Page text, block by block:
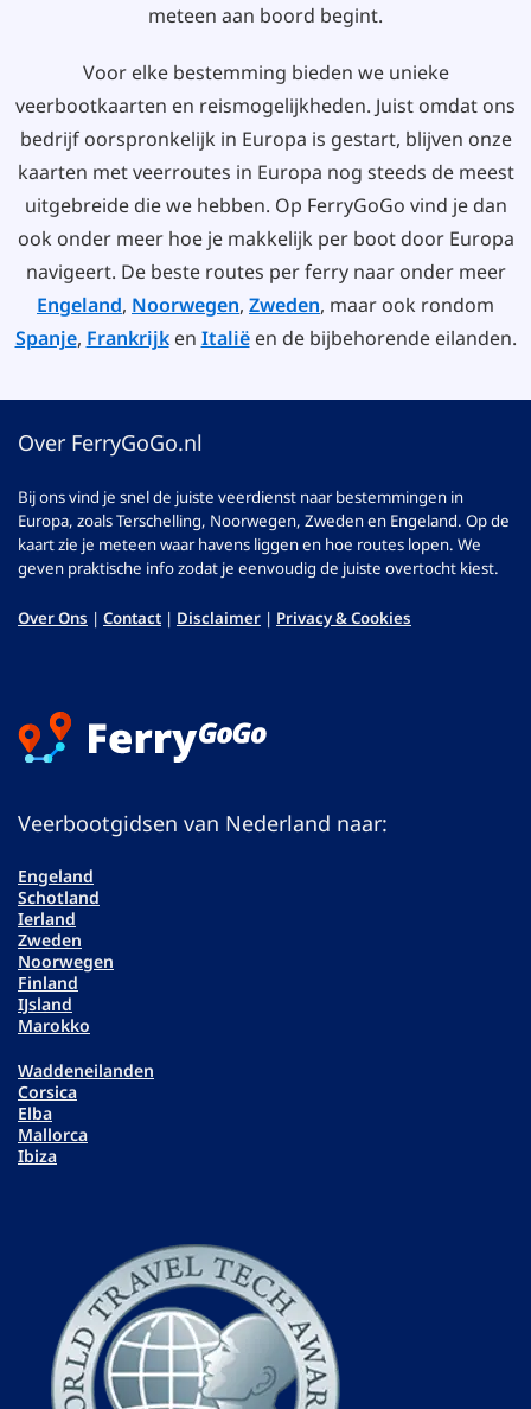
meteen aan boord begint.
Voor elke bestemming bieden we unieke
veerbootkaarten en reismogelijkheden. Juist omdat ons
bedrijf oorspronkelijk in Europa is gestart, blijven onze
kaarten met veerroutes in Europa nog steeds de meest
uitgebreide die we hebben. Op FerryGoGo vind je dan
ook onder meer hoe je makkelijk per boot door Europa
navigeert. De beste routes per ferry naar onder meer
Engeland, Noorwegen, Zweden, maar ook rondom
Spanje, Frankrijken Italiëen de bijbehorende eilanden.
Over FerryGoGo.nl
Bij ons vind je snel de juiste veerdienst naar bestemmingen in
Europa, zoals Terschelling, Noorwegen, Zweden en Engeland. Op de
kaart zie je meteen waar havens liggen en hoe routes lopen. We
geven praktische info zodat je eenvoudig de juiste overtocht kiest.
Over Ons | Contact | Disclaimer | Privacy & Cookies
Veerbootgidsen van Nederland naar:
Engeland
Schotland
Ierland
Zweden
Noorwegen
Finland
IJsland
Marokko
Waddeneilanden
Corsica
Elba
Mallorca
Ibiza